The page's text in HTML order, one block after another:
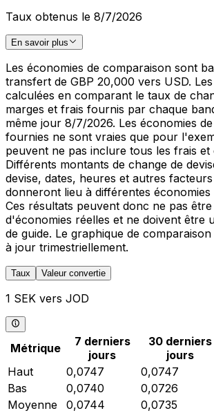
Taux obtenus le 8/7/2026
En savoir plus
Les économies de comparaison sont
transfert de GBP 20,000 vers USD.
calculées en comparant le taux de
marges et frais fournis par chaque
même jour 8/7/2026. Les économies
fournies ne sont vraies que pour
peuvent ne pas inclure tous les frais et
Différents montants de change de
devise, dates, heures et autres
donneront lieu à différentes économies
Ces résultats peuvent donc ne pas être
d'économies réelles et ne doivent être
de guide. Le graphique de
à jour trimestriellement.
Taux Valeur convertie
1 SEK vers JOD
Métrique
7 derniers
jours
30 derniers
jours
Haut
0,0747 0,0747
Bas
0,0740 0,0726
Moyenne
0,0744 0,0735